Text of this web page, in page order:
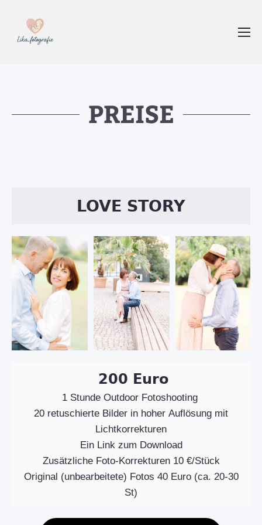
PREISE
LOVE STORY
200 Euro
1 Stunde Outdoor Fotoshooting
20 retuschierte Bilder in hoher Auflösung mit
Lichtkorrekturen
Ein Link zum Download
Zusätzliche Foto-Korrekturen 10 €/Stück
Original (unbearbeitete) Fotos 40 Euro (ca. 20-30
St)